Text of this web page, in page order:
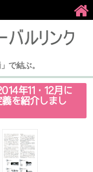
で結ぶ。
年11・12月に
を紹介しまし